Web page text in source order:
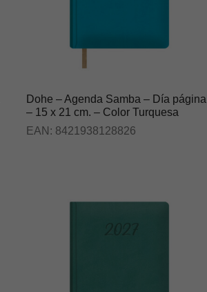
Dohe – Agenda Samba – Día página
– 15 x 21 cm. – Color Turquesa
EAN: 8421938128826